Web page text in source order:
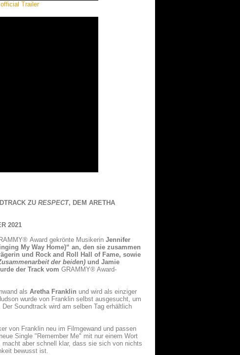
Trailer
ZU RESPECT, DEM ARETHA
2021
Award gekrönte Musikerin Jennifer
inging My Way Home)“ an, den sie zusammen
und Rock and Roll Hall of Fame, sowie
der beiden) und Jamie
der Track vom GRAMMY® Award-
als Aretha Franklin und wird als einziger
wurde von Franklin selbst ausgesucht, um
Soundtrack wird am selben Tag erhältlich
von Franklin neu im Filmgewand und passen
Single "Remember Me" mit nur einem Wort
aber schnell klar, dass sie sich von nichts
bewusst ist.